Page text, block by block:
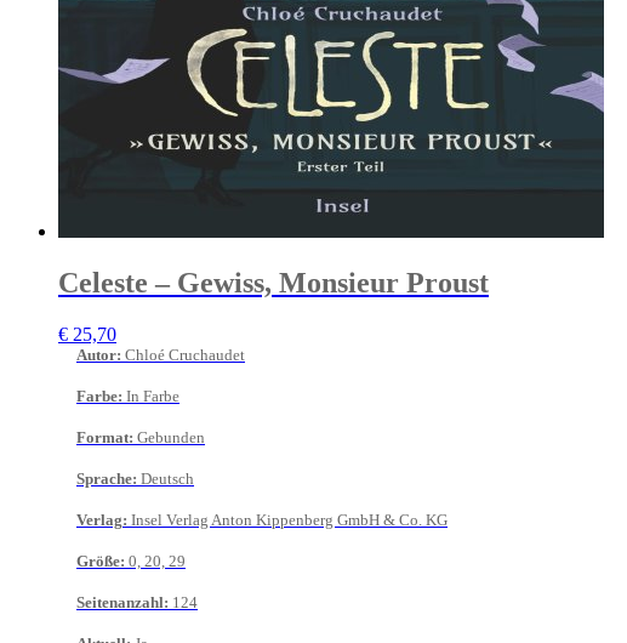
Celeste – Gewiss, Monsieur Proust
€ 25,70
Autor: Chloé Cruchaudet
Farbe: In Farbe
Format: Gebunden
Sprache: Deutsch
Verlag: Insel Verlag Anton Kippenberg GmbH & Co. KG
Größe: 0, 20, 29
Seitenanzahl: 124